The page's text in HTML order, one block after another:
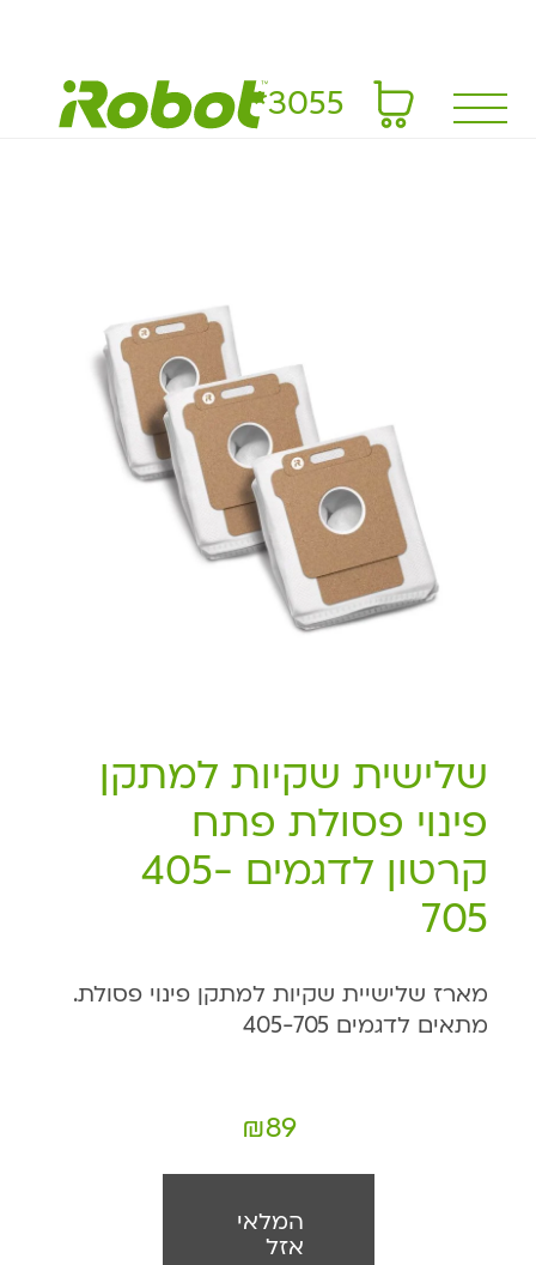
*3055
שלישית שקיות למתקן
פינוי פסולת פתח
קרטון לדגמים 405-
705
מארז שלישיית שקיות למתקן פינוי פסולת.
מתאים לדגמים 405-705
₪89
המלאי
אזל